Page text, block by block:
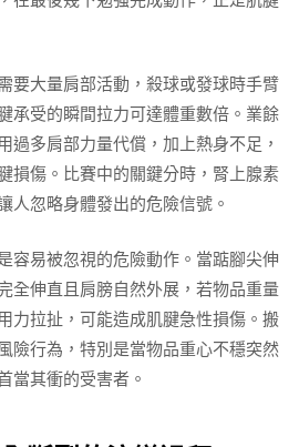
要大量肩部活動，殺球或發球時手臂
承受的瞬間拉力可達體重數倍。業餘
過多肩部力量代償，加上熱身不足，
損傷。比賽中的關鍵分時，腎上腺素
人忽略身體發出的危險信號。
容易被忽視的危險動作。當踮腳尖伸
全伸直且肩膀自然外展，若物品重量
力拉扯，可能造成肌腱急性損傷。搬
險行為，特別是當物品重心不穩突然
當其衝的受害者。